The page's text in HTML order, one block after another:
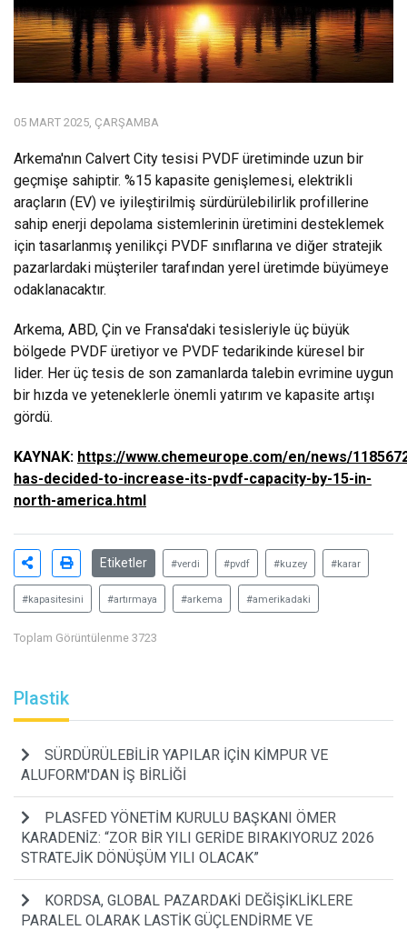
05 MART 2025, ÇARŞAMBA
Arkema'nın Calvert City tesisi PVDF üretiminde uzun bir
geçmişe sahiptir. %15 kapasite genişlemesi, elektrikli
araçların (EV) ve iyileştirilmiş sürdürülebilirlik profillerine
sahip enerji depolama sistemlerinin üretimini desteklemek
için tasarlanmış yenilikçi PVDF sınıflarına ve diğer stratejik
pazarlardaki müşteriler tarafından yerel üretimde büyümeye
odaklanacaktır.
Arkema, ABD, Çin ve Fransa'daki tesisleriyle üç büyük
bölgede PVDF üretiyor ve PVDF tedarikinde küresel bir
lider. Her üç tesis de son zamanlarda talebin evrimine uygun
bir hızda ve yeteneklerle önemli yatırım ve kapasite artışı
gördü.
KAYNAK: https://www.chemeurope.com/en/news/
has-decided-to-increase-its-pvdf-capacity-by-15-in-
north-america.html
Etiketler #verdi #pvdf #kuzey #karar
#kapasitesini #artırmaya #arkema #amerikadaki
Toplam Görüntülenme 3723
Plastik
SÜRDÜRÜLEBİLİR YAPILAR İÇİN KİMPUR VE
ALUFORM'DAN İŞ BİRLİĞİ
PLASFED YÖNETİM KURULU BAŞKANI ÖMER
KARADENİZ: “ZOR BİR YILI GERİDE BIRAKIYORUZ 2026
STRATEJİK DÖNÜŞÜM YILI OLACAK”
KORDSA, GLOBAL PAZARDAKİ DEĞİŞİKLİKLERE
PARALEL OLARAK LASTİK GÜÇLENDİRME VE